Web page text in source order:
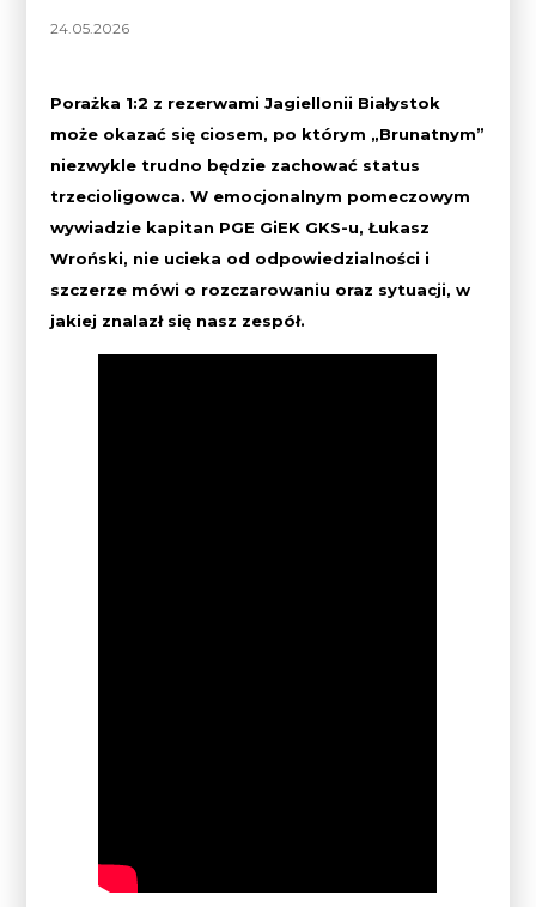
24.05.2026
Porażka 1:2 z rezerwami Jagiellonii Białystok
może okazać się ciosem, po którym „Brunatnym”
niezwykle trudno będzie zachować status
trzecioligowca. W emocjonalnym pomeczowym
wywiadzie kapitan PGE GiEK GKS-u, Łukasz
Wroński, nie ucieka od odpowiedzialności i
szczerze mówi o rozczarowaniu oraz sytuacji, w
jakiej znalazł się nasz zespół.